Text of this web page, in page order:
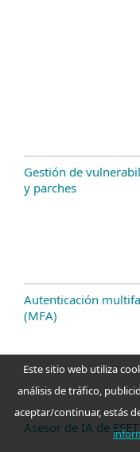
Gestión de
y parches
Autenticación
(MFA)
Asesor de IA de ESET
Este sitio web utiliza
análisis de tráfico,
aceptar/continuar, estás